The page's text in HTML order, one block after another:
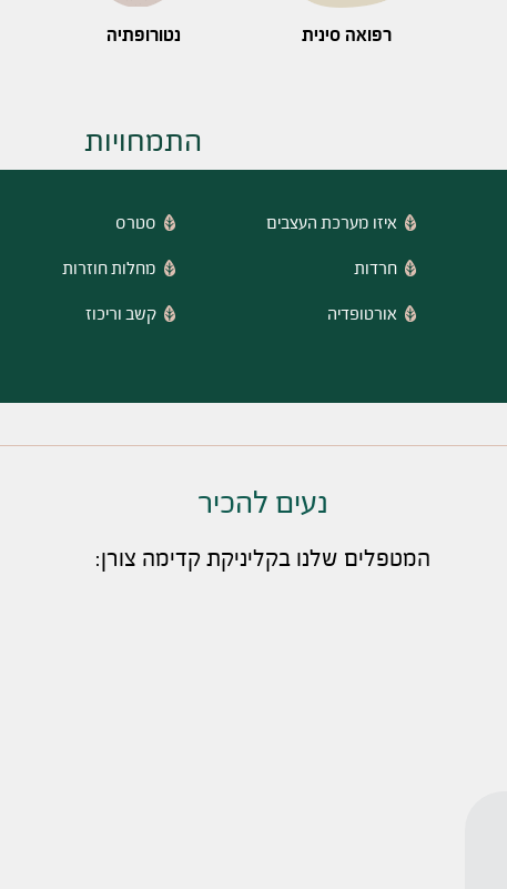
רפואה סינית נטורופתיה
התמחויות
איזו מערכת העצבים
חרדות
אורטופדיה
סטרס
מחלות חוזרות
קשב וריכוז
נעים להכיר
המטפלים שלנו בקליניקת קדימה צורן: